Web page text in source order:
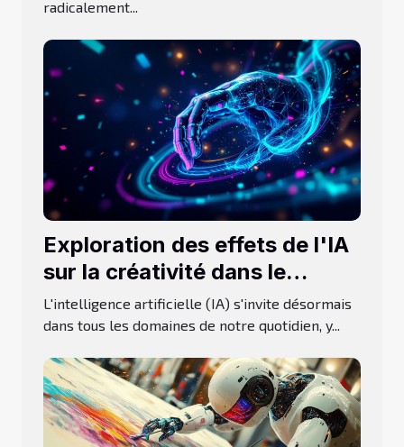
radicalement...
Exploration des effets de l'IA
sur la créativité dans le
design graphique
L'intelligence artificielle (IA) s'invite désormais
dans tous les domaines de notre quotidien, y...